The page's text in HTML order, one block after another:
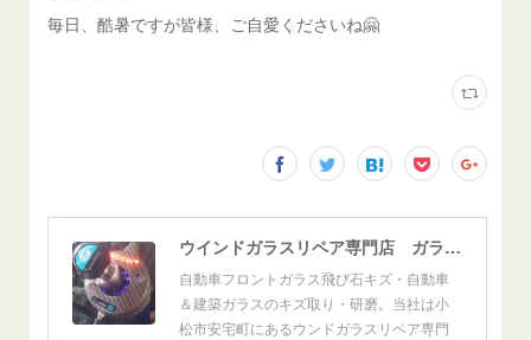
毎日、酷暑ですが皆様、ご自愛くださいね🤗
ウインドガラスリペア専門店 ガラスリペア・ヨシダ グラスウェルドジャパン 正規施工店 小松市
自動車フロントガラス飛び石キズ・自動車
＆建築ガラスのキズ取り・研磨。当社は小
松市安宅町にあるウンドガラスリペア専門